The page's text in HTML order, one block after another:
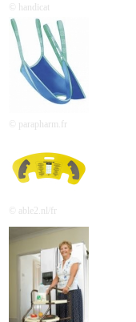
© handicat
© parapharm.fr
© able2.nl/fr